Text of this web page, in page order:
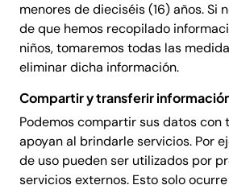
menores de dieciséis (16) años. Si
de que hemos recopilado
niños, tomaremos todas las
eliminar dicha información.
Compartir y transferir
Podemos compartir sus datos con
apoyan al brindarle servicios. Por
de uso pueden ser utilizados por
servicios externos. Esto solo